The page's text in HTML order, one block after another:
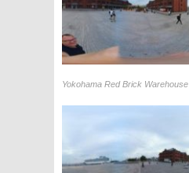
Yokohama Red Brick Warehouse